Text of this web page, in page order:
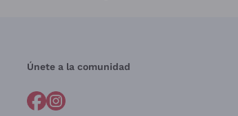
Únete a la comunidad